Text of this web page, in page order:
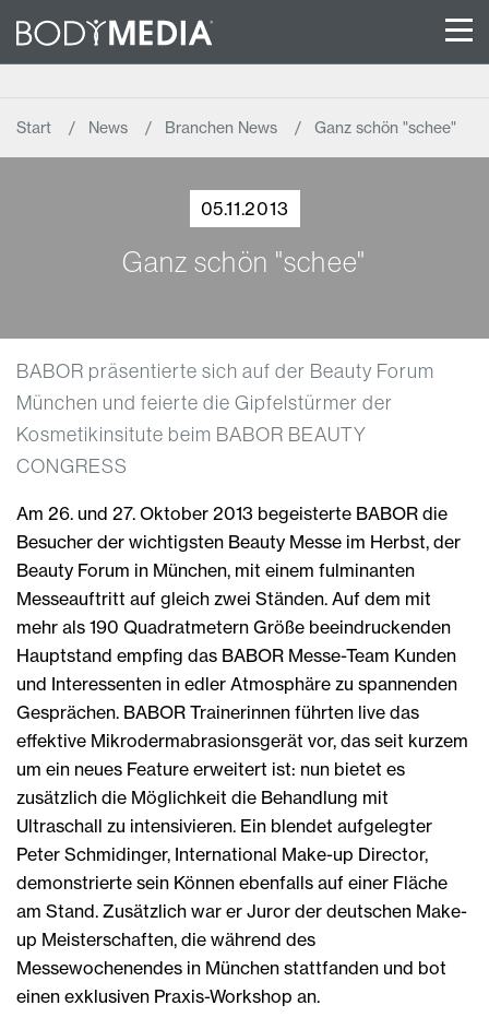
Start News Branchen News Ganz schön "schee"
05.11.2013
Ganz schön "schee"
BABOR präsentierte sich auf der Beauty Forum
München und feierte die Gipfelstürmer der
Kosmetikinsitute beim BABOR BEAUTY
CONGRESS
Am 26. und 27. Oktober 2013 begeisterte BABOR die
Besucher der wichtigsten Beauty Messe im Herbst, der
Beauty Forum in München, mit einem fulminanten
Messeauftritt auf gleich zwei Ständen. Auf dem mit
mehr als 190 Quadratmetern Größe beeindruckenden
Hauptstand empfing das BABOR Messe-Team Kunden
und Interessenten in edler Atmosphäre zu spannenden
Gesprächen. BABOR Trainerinnen führten live das
effektive Mikrodermabrasionsgerät vor, das seit kurzem
um ein neues Feature erweitert ist: nun bietet es
zusätzlich die Möglichkeit die Behandlung mit
Ultraschall zu intensivieren. Ein blendet aufgelegter
Peter Schmidinger, International Make-up Director,
demonstrierte sein Können ebenfalls auf einer Fläche
am Stand. Zusätzlich war er Juror der deutschen Make-
up Meisterschaften, die während des
Messewochenendes in München stattfanden und bot
einen exklusiven Praxis-Workshop an.